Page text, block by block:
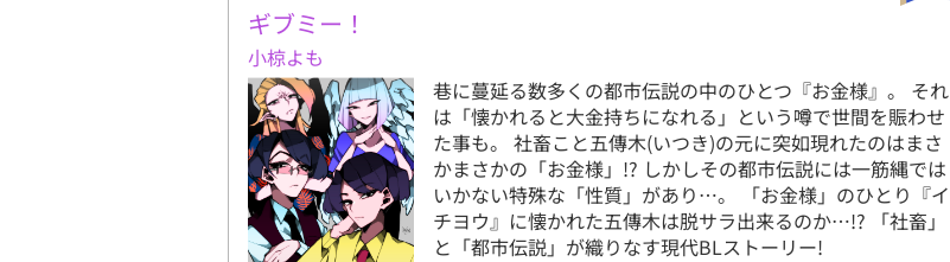
ギブミー！
小椋よも
巷に蔓延る数多くの都市伝説の中のひとつ『お金様』。 それ
は「懐かれると大金持ちになれる」という噂で世間を賑わせ
た事も。 社畜こと五傳木(いつき)の元に突如現れたのはまさ
かまさかの「お金様」!? しかしその都市伝説には一筋縄では
いかない特殊な「性質」があり…。 「お金様」のひとり『イ
チヨウ』に懐かれた五傳木は脱サラ出来るのか…!? 「社畜」
と「都市伝説」が織りなす現代BLストーリー!